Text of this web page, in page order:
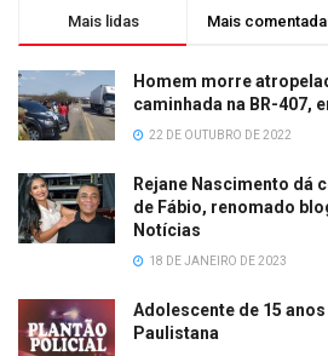
Mais lidas Mais
Homem morre
caminhada na BR-407,
22 DE OUTUBRO DE 2022
Rejane Nascimento dá
de Fábio, renomado
Notícias
18 DE JANEIRO DE 2023
Adolescente de 15
Paulistana